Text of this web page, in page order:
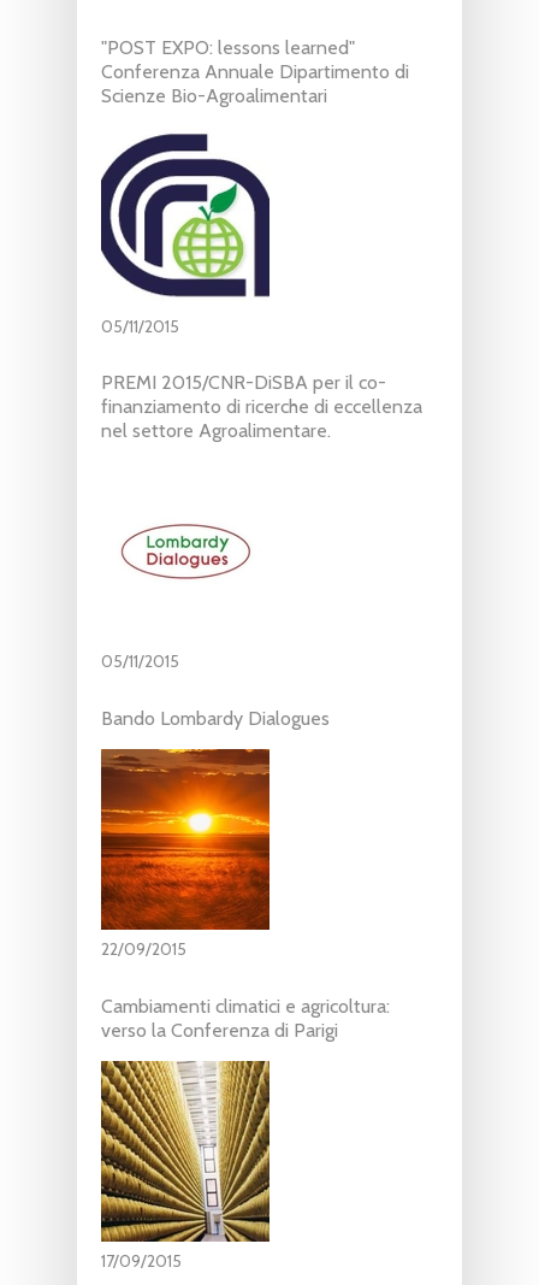
"POST EXPO: lessons learned"
Conferenza Annuale Dipartimento di
Scienze Bio-Agroalimentari
05/11/2015
PREMI 2015/CNR-DiSBA per il co-
finanziamento di ricerche di eccellenza
nel settore Agroalimentare.
05/11/2015
Bando Lombardy Dialogues
22/09/2015
Cambiamenti climatici e agricoltura:
verso la Conferenza di Parigi
17/09/2015